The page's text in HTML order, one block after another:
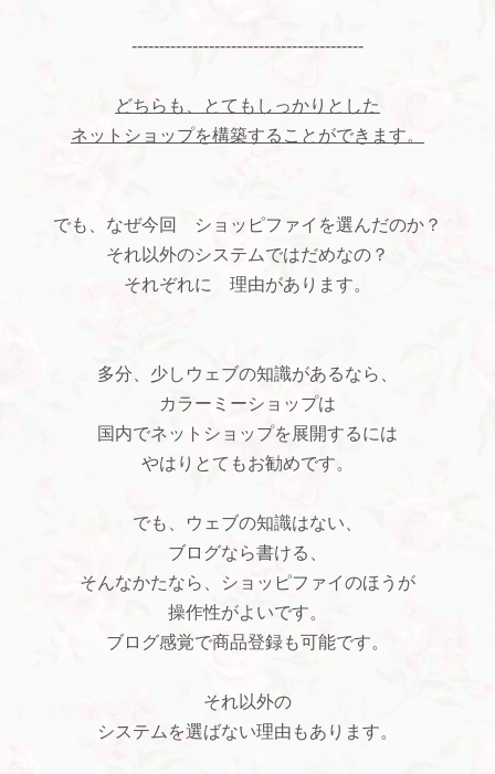
------------------------------------------
どちらも、とてもしっかりとした
ネットショップを構築することができます。
でも、なぜ今回 ショッピファイを選んだのか？
それ以外のシステムではだめなの？
それぞれに 理由があります。
多分、少しウェブの知識があるなら、
カラーミーショップは
国内でネットショップを展開するには
やはりとてもお勧めです。
でも、ウェブの知識はない、
ブログなら書ける、
そんなかたなら、ショッピファイのほうが
操作性がよいです。
ブログ感覚で商品登録も可能です。
それ以外の
システムを選ばない理由もあります。